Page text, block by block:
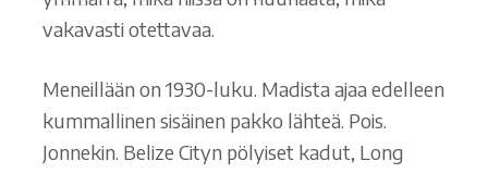
vakavasti otettavaa.
Meneillään on 1930-luku. Madista ajaa edelleen
kummallinen sisäinen pakko lähteä. Pois.
Jonnekin. Belize Cityn pölyiset kadut, Long